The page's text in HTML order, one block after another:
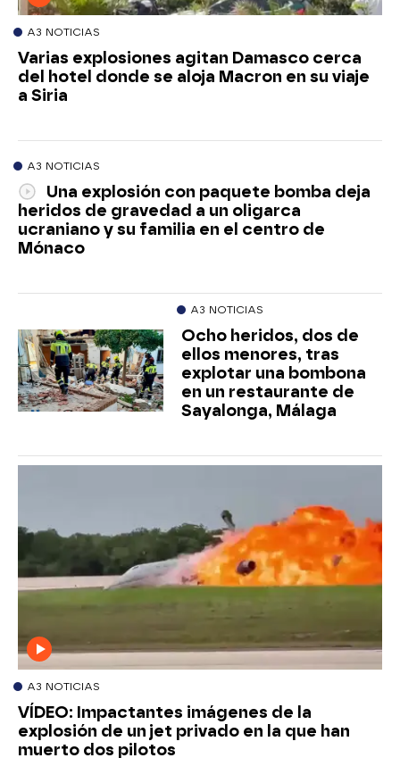
A3 NOTICIAS
Varias explosiones agitan Damasco cerca
del hotel donde se aloja Macron en su viaje
a Siria
A3 NOTICIAS
Una explosión con paquete bomba deja
heridos de gravedad a un oligarca
ucraniano y su familia en el centro de
Mónaco
A3 NOTICIAS
Ocho heridos, dos de
ellos menores, tras
explotar una bombona
en un restaurante de
Sayalonga, Málaga
A3 NOTICIAS
VÍDEO: Impactantes imágenes de la
explosión de un jet privado en la que han
muerto dos pilotos